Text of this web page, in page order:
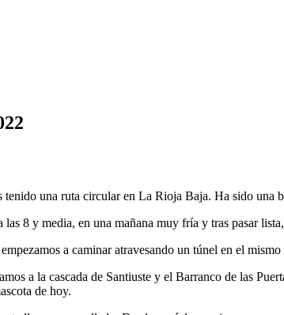
una ruta circular en La Rioja Baja. Ha sido una
8 y media, en una mañana muy fría y tras pasar
a caminar atravesando un túnel en el
a la cascada de Santiuste y el Barranco de las
de hoy.